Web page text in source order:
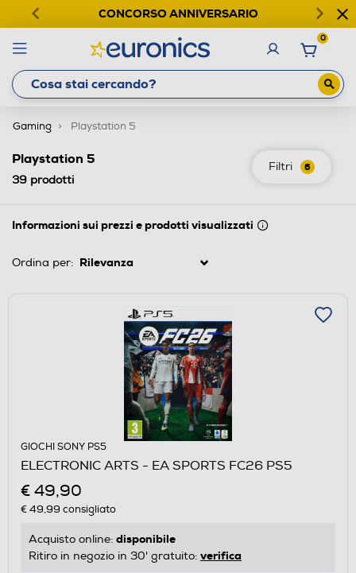
CONCORSO ANNIVERSARIO
0
Gaming Playstation 5
Filtri 6
Playstation 5
39 prodotti
Informazioni sui prezzi e prodotti visualizzati
Ordina per:
GIOCHI SONY PS5
ELECTRONIC ARTS - EA SPORTS FC26 PS5
€ 49,90
€ 49,99 consigliato
Acquisto online: disponibile
Ritiro in negozio in 30' gratuito: verifica